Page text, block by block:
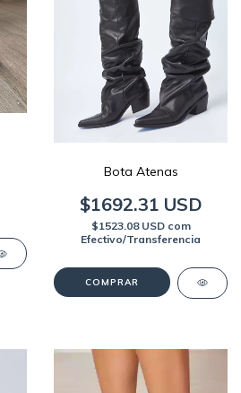
Bota Atenas
$1692.31 USD
$1523.08 USD com
Efectivo/Transferencia
COMPRAR